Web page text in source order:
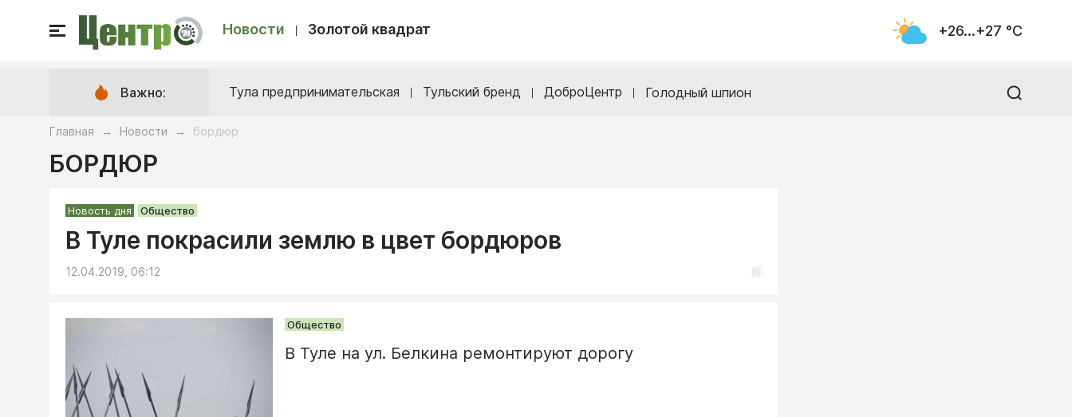
Новости Золотой квадрат +26...+27 °С
Важно: Тула предпринимательская Тульский бренд ДоброЦентр Голодный шпион
Главная → Новости → бордюр
БОРДЮР
Новость дня Общество
В Туле покрасили землю в цвет бордюров
12.04.2019, 06:12
Общество
В Туле на ул. Белкина ремонтируют дорогу